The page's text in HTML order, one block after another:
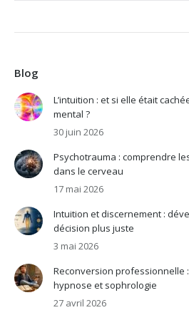
Blog
L’intuition : et si elle était
mental ?
30 juin 2026
Psychotrauma : comprendre
dans le cerveau
17 mai 2026
Intuition et discernement :
décision plus juste
3 mai 2026
Reconversion professionnelle
hypnose et sophrologie
27 avril 2026